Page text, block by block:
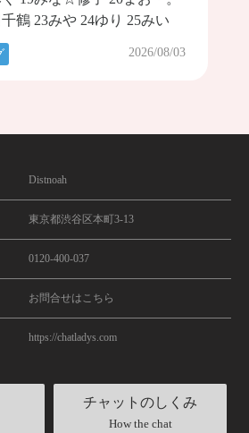
鶴 23みや 24ゆり 25みい
2026/08/03
Distnoah
東京都渋谷区本町3-13
0120-400-037
お問合せはこちら
https://chatladys.com
チャットのしくみ
How the chat